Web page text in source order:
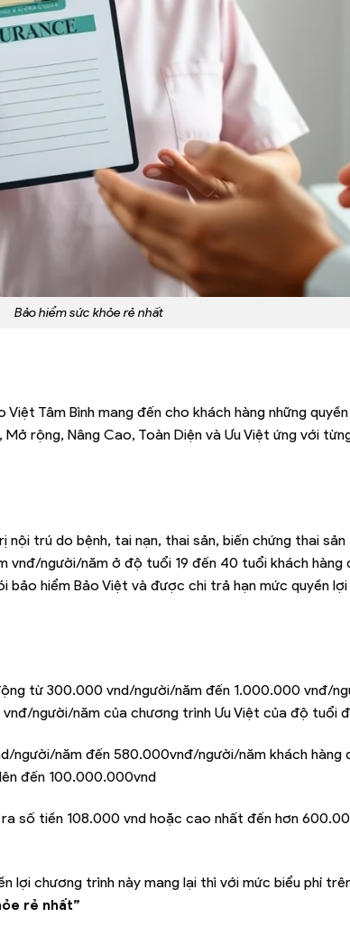
Bảo hiểm sức khỏe rẻ nhất
Việt Tâm Bình mang đến cho khách hàng những
rộng, Nâng Cao, Toàn Diện và Ưu Việt ứng với
nội trú do bệnh, tai nạn, thai sản, biến chứng thai
vnđ/người/năm ở độ tuổi 19 đến 40 tuổi khách
bảo hiểm Bảo Việt và được chi trả hạn mức quyền
từ 300.000 vnd/người/năm đến 1.000.000 vnđ/
người/năm của chương trình Ưu Việt của độ tuổi
người/năm đến 580.000vnđ/người/năm khách
đến 100.000.000vnd
ra số tiền 108.000 vnd hoặc cao nhất đến hơn
lợi chương trình này mang lại thì với mức biểu phí
rẻ nhất”